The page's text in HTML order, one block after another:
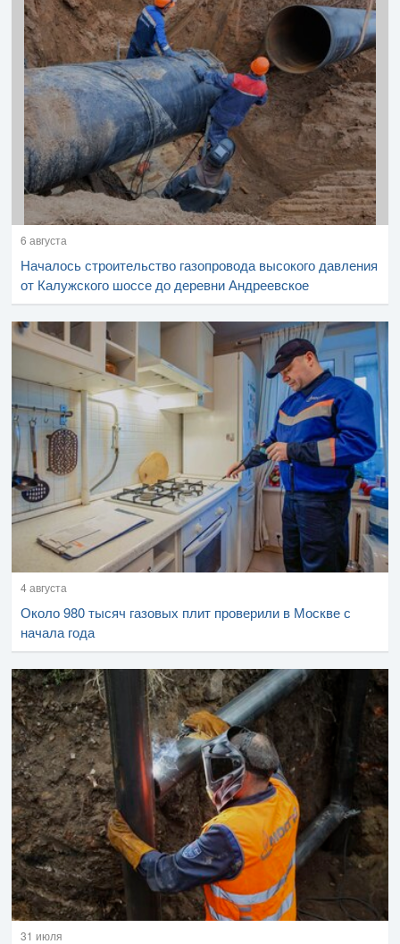
6 августа
Началось строительство газопровода высокого давления
от Калужского шоссе до деревни Андреевское
4 августа
Около 980 тысяч газовых плит проверили в Москве с
начала года
31 июля